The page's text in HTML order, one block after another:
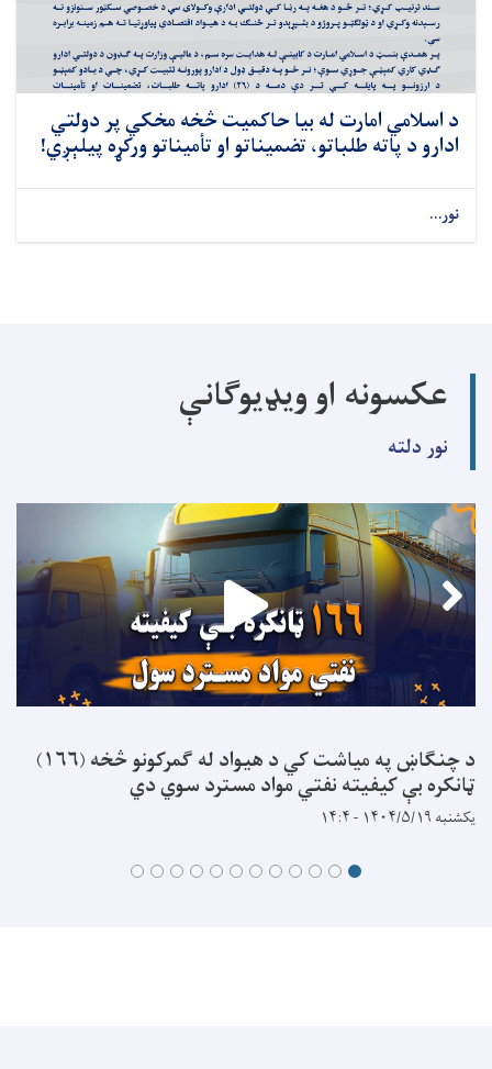
د اسلامي امارت له بیا حاکمیت څخه مخکي پر دولتي
ادارو د پاته طلباتو، تضمیناتو او تأمیناتو ورکړه پیلېږي!
نور...
عکسونه او ویډیوګانې
نور دلته
د چنگاښ په میاشت کي د هیواد له ګمرکونو څخه (۱۶۶)
ټانکره بې کیفیته نفتي مواد مسترد سوي دي
یکشنبه ۱۴۰۴/۵/۱۹ - ۱۴:۴